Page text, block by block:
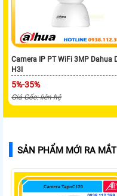
Camera IP PT WiFi 3MP Dahua
H3I
5%-35%
Giá Gốc: liên hệ
SẢN PHẨM MỚI RA MẮT